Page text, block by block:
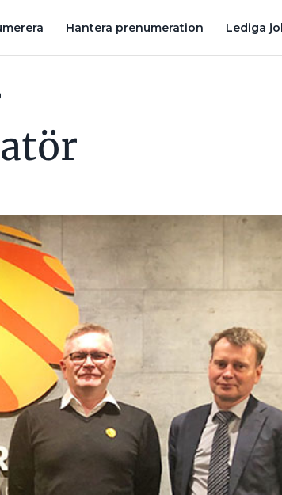
Hantera prenumeration Lediga
MED 180 ANSTÄLLDA BRAVIDA KÖPER